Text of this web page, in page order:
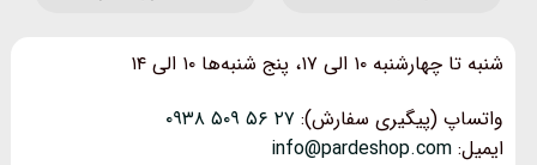
شنبه تا چهارشنبه ۱۰ الی ۱۷، پنج شنبه‌ها ۱۰ الی ۱۴
واتساپ (پیگیری سفارش): ۲۷ ۵۶ ۵۰۹ ۰۹۳۸
ایمیل: info@pardeshop.com